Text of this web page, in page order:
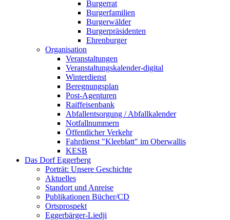
Burgerrat
Burgerfamilien
Burgerwälder
Burgerpräsidenten
Ehrenburger
Organisation
Veranstaltungen
Veranstaltungskalender-digital
Winterdienst
Beregnungsplan
Post-Agenturen
Raiffeisenbank
Abfallentsorgung / Abfallkalender
Notfallnummern
Öffentlicher Verkehr
Fahrdienst "Kleeblatt" im Oberwallis
KESB
Das Dorf Eggerberg
Porträt: Unsere Geschichte
Aktuelles
Standort und Anreise
Publikationen Bücher/CD
Ortsprospekt
Eggerbärger-Liedji